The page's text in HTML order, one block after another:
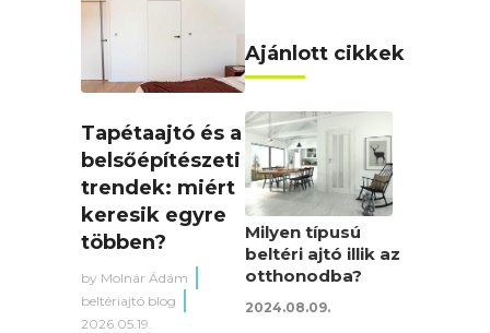
Tapétaajtó és a
belsőépítészeti
trendek: miért
keresik egyre
többen?
by Molnár Ádám
beltériajtó blog
2026.05.19.
Ajánlott cikkek
Milyen típusú
beltéri ajtó illik az
otthonodba?
2024.08.09.